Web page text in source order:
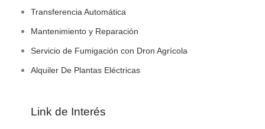
Transferencia Automática
Mantenimiento y Reparación
Servicio de Fumigación con Dron Agrícola
Alquiler De Plantas Eléctricas
Link de Interés